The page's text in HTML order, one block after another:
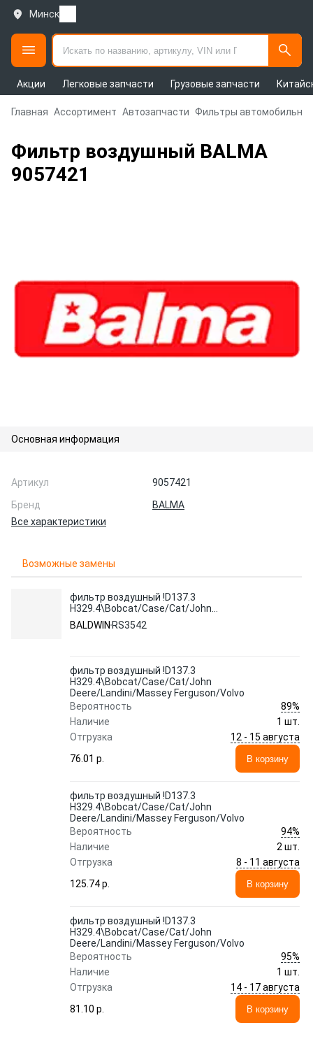
Минск
Акции Легковые запчасти Грузовые запчасти
Главная Ассортимент Автозапчасти Фильтры
Фильтр воздушный BALMA
9057421
Основная информация
Артикул
9057421
Бренд
BALMA
Все характеристики
Возможные замены
фильтр воздушный !D137.3
H329.4\Bobcat/Case/Cat/John
Deere/Landini/Massey Ferguson/Volvo
BALDWIN RS3542
фильтр воздушный !D137.3
H329.4\Bobcat/Case/Cat/John
Deere/Landini/Massey Ferguson/Volvo
Вероятность
89%
Наличие
1 шт.
Отгрузка
12 - 15 августа
76.01 p.
В корзину
фильтр воздушный !D137.3
H329.4\Bobcat/Case/Cat/John
Deere/Landini/Massey Ferguson/Volvo
Вероятность
94%
Наличие
2 шт.
Отгрузка
8 - 11 августа
125.74 p.
В корзину
фильтр воздушный !D137.3
H329.4\Bobcat/Case/Cat/John
Deere/Landini/Massey Ferguson/Volvo
Вероятность
95%
Наличие
1 шт.
Отгрузка
14 - 17 августа
81.10 p.
В корзину